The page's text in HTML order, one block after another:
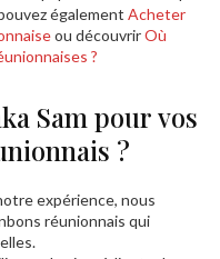
également Acheter
ou découvrirOù
?
Sam pour vos
?
expérience, nous
réunionnais qui